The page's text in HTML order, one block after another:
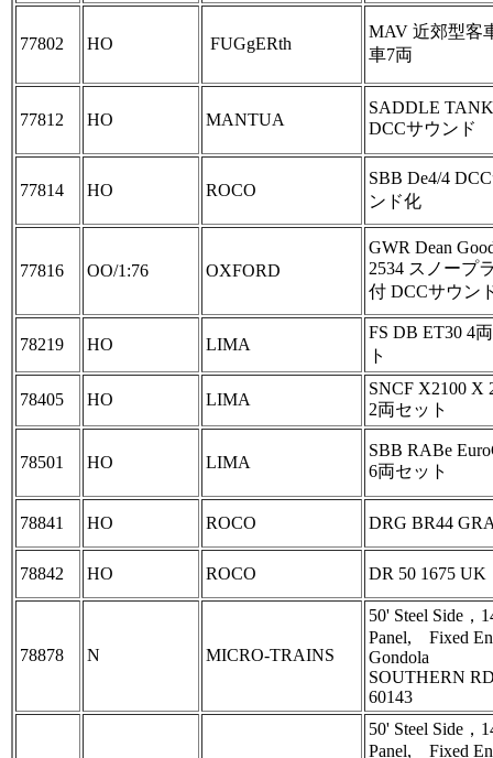
77802 HO FUGgERth
MAV 近郊型客
車7両
77812 HO MANTUA
SADDLE TANK
DCCサウンド
77814 HO ROCO
SBB De4/4
ンド化
77816 OO/1:76 OXFORD
GWR Dean
2534 スノープ
付 DCCサウン
78219 HO LIMA
FS DB ET30 4
ト
78405 HO LIMA
SNCF X2100 X
2両セット
78501 HO LIMA
SBB RABe
6両セット
78841 HO ROCO DRG BR44
78842 HO ROCO DR 50 1675 UK
78878 N MICRO‐TRAINS
50' Steel Side，
Panel, Fixed
Gondola
SOUTHERN
60143
50' Steel Side，
Panel, Fixed